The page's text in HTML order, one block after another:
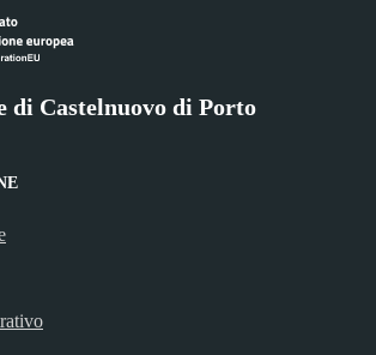
di Castelnuovo di Porto